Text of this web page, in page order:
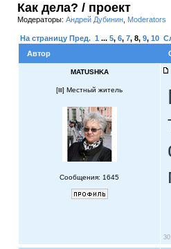
Как дела? / проект
Модераторы: Андрей Дубинин Moderators
На страницу Пред. 1 ... 5, 6, 7, 8, 9, 10
Автор
MATUSHKA
[ ] Местный житель
Сообщения: 1645